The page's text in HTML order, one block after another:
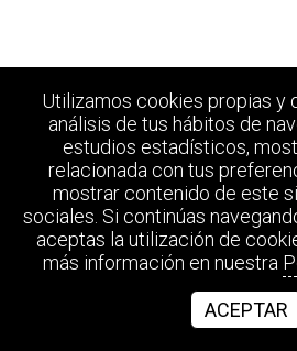
Utilizamos cookies propias y
análisis de tus hábitos de
estudios estadísticos,
relacionada con tus
mostrar contenido de este
sociales. Si continúas
aceptas la utilización de
más información en nuestra
ACEPTAR